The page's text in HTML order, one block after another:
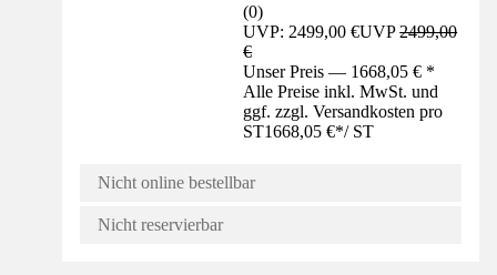
(0)
UVP: 2499,00 €UVP2499,00
€
Unser Preis — 1668,05 € *
Alle Preise inkl. MwSt. und
ggf. zzgl. Versandkosten pro
ST1668,05 €*/ ST
Nicht online bestellbar
Nicht reservierbar